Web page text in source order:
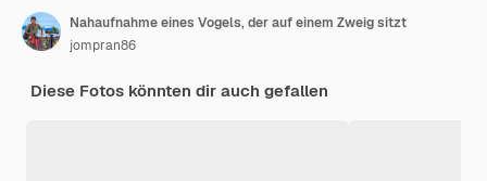
Nahaufnahme eines Vogels, der auf einem Zweig sitzt
jompran86
Diese Fotos könnten dir auch gefallen